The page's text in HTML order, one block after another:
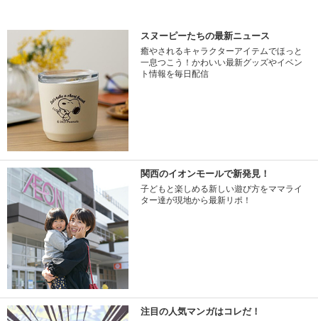
スヌーピーたちの最新ニュース
癒やされるキャラクターアイテムでほっと
一息つこう！かわいい最新グッズやイベン
ト情報を毎日配信
関西のイオンモールで新発見！
子どもと楽しめる新しい遊び方をママライ
ター達が現地から最新リポ！
注目の人気マンガはコレだ！